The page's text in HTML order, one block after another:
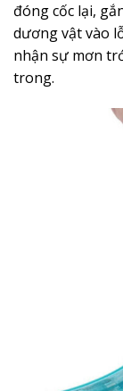
đóng cốc lại,
dương vật vào
nhận sự mơn
trong.